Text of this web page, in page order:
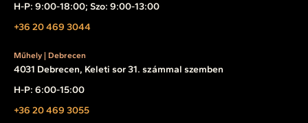
H-P: 9:00-18:00; Szo: 9:00-13:00
+36 20 469 3044
Műhely | Debrecen
4031 Debrecen, Keleti sor 31. számmal szemben
H-P: 6:00-15:00
+36 20 469 3055